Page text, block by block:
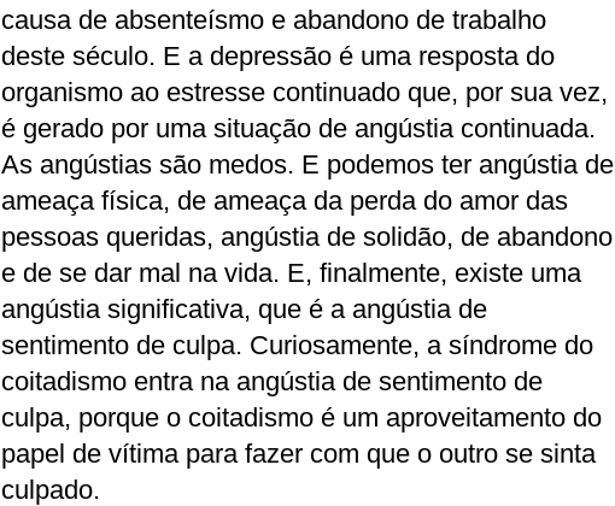
causa de absenteísmo e abandono de trabalho
deste século. E a depressão é uma resposta do
organismo ao estresse continuado que, por sua vez,
é gerado por uma situação de angústia continuada.
As angústias são medos. E podemos ter angústia de
ameaça física, de ameaça da perda do amor das
pessoas queridas, angústia de solidão, de abandono
e de se dar mal na vida. E, finalmente, existe uma
angústia significativa, que é a angústia de
sentimento de culpa. Curiosamente, a síndrome do
coitadismo entra na angústia de sentimento de
culpa, porque o coitadismo é um aproveitamento do
papel de vítima para fazer com que o outro se sinta
culpado.